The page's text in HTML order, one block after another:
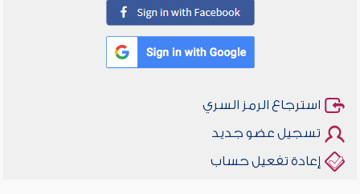
استرجاع الرمز السري
تسجيل عضو جديد
إعادة تفعيل حساب